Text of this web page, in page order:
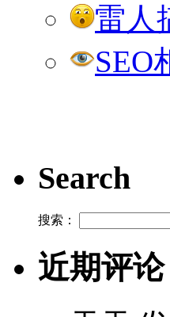
雷人
SEO
Search
搜索：
近期评论